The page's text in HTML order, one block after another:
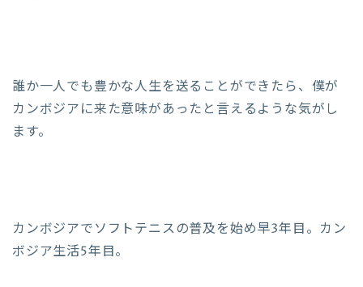
誰か一人でも豊かな人生を送ることができたら、僕が
カンボジアに来た意味があったと言えるような気がし
ます。
カンボジアでソフトテニスの普及を始め早3年目。カン
ボジア生活5年目。